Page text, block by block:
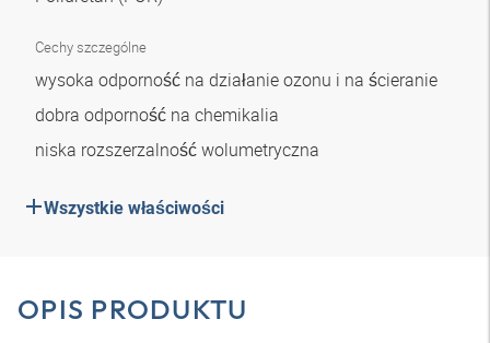
Cechy szczególne
wysoka odporność na działanie ozonu i na ścieranie
dobra odporność na chemikalia
niska rozszerzalność wolumetryczna
Wszystkie właściwości
OPIS PRODUKTU